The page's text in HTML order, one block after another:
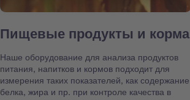
Пищевые продукты и корма
Наше оборудование для анализа продуктов
питания, напитков и кормов подходит для
измерения таких показателей, как содержание
белка, жира и пр. при контроле качества в